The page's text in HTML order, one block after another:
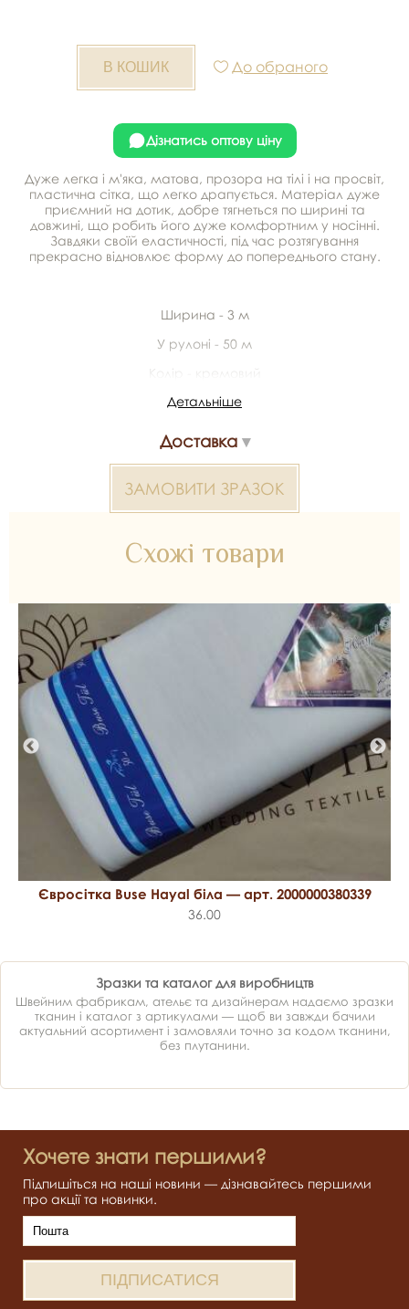
До обраного
Дізнатись оптову ціну
Дуже легка і м'яка, матова, прозора на тілі і на просвіт,
пластична сітка, що легко драпується. Матеріал дуже
приємний на дотик, добре тягнеться по ширині та
довжині, що робить його дуже комфортним у носінні.
Завдяки своїй еластичності, під час розтягування
прекрасно відновлює форму до попереднього стану.
Ширина - 3 м
У рулоні - 50 м
Колір - кремовий
Склад - 100% поліестер
Відправка зразків
Разом із замовленням можемо відправити безкоштовні
2000000307541 мушка — матеріал для весільних суконь,
декору та колекцій ательє. Доступний оптом і в роздріб в
Детальніше
Доставка
ЗАМОВИТИ ЗРАЗОК
Схожі товари
Євросітка Buse Hayal біла — арт. 2000000380339
36.00
Зразки та каталог для виробництв
Швейним фабрикам, ательє та дизайнерам надаємо зразки
тканин і каталог з артикулами — щоб ви завжди бачили
актуальний асортимент і замовляли точно за кодом тканини,
без плутанини.
Хочете знати першими?
Підпишіться на наші новини — дізнавайтесь першими
про акції та новинки.